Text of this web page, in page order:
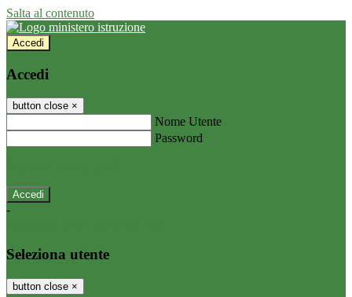
Salta al contenuto
Accedi
Accedi
button close ×
Nome Utente
Password
-
Seleziona utente
button close ×